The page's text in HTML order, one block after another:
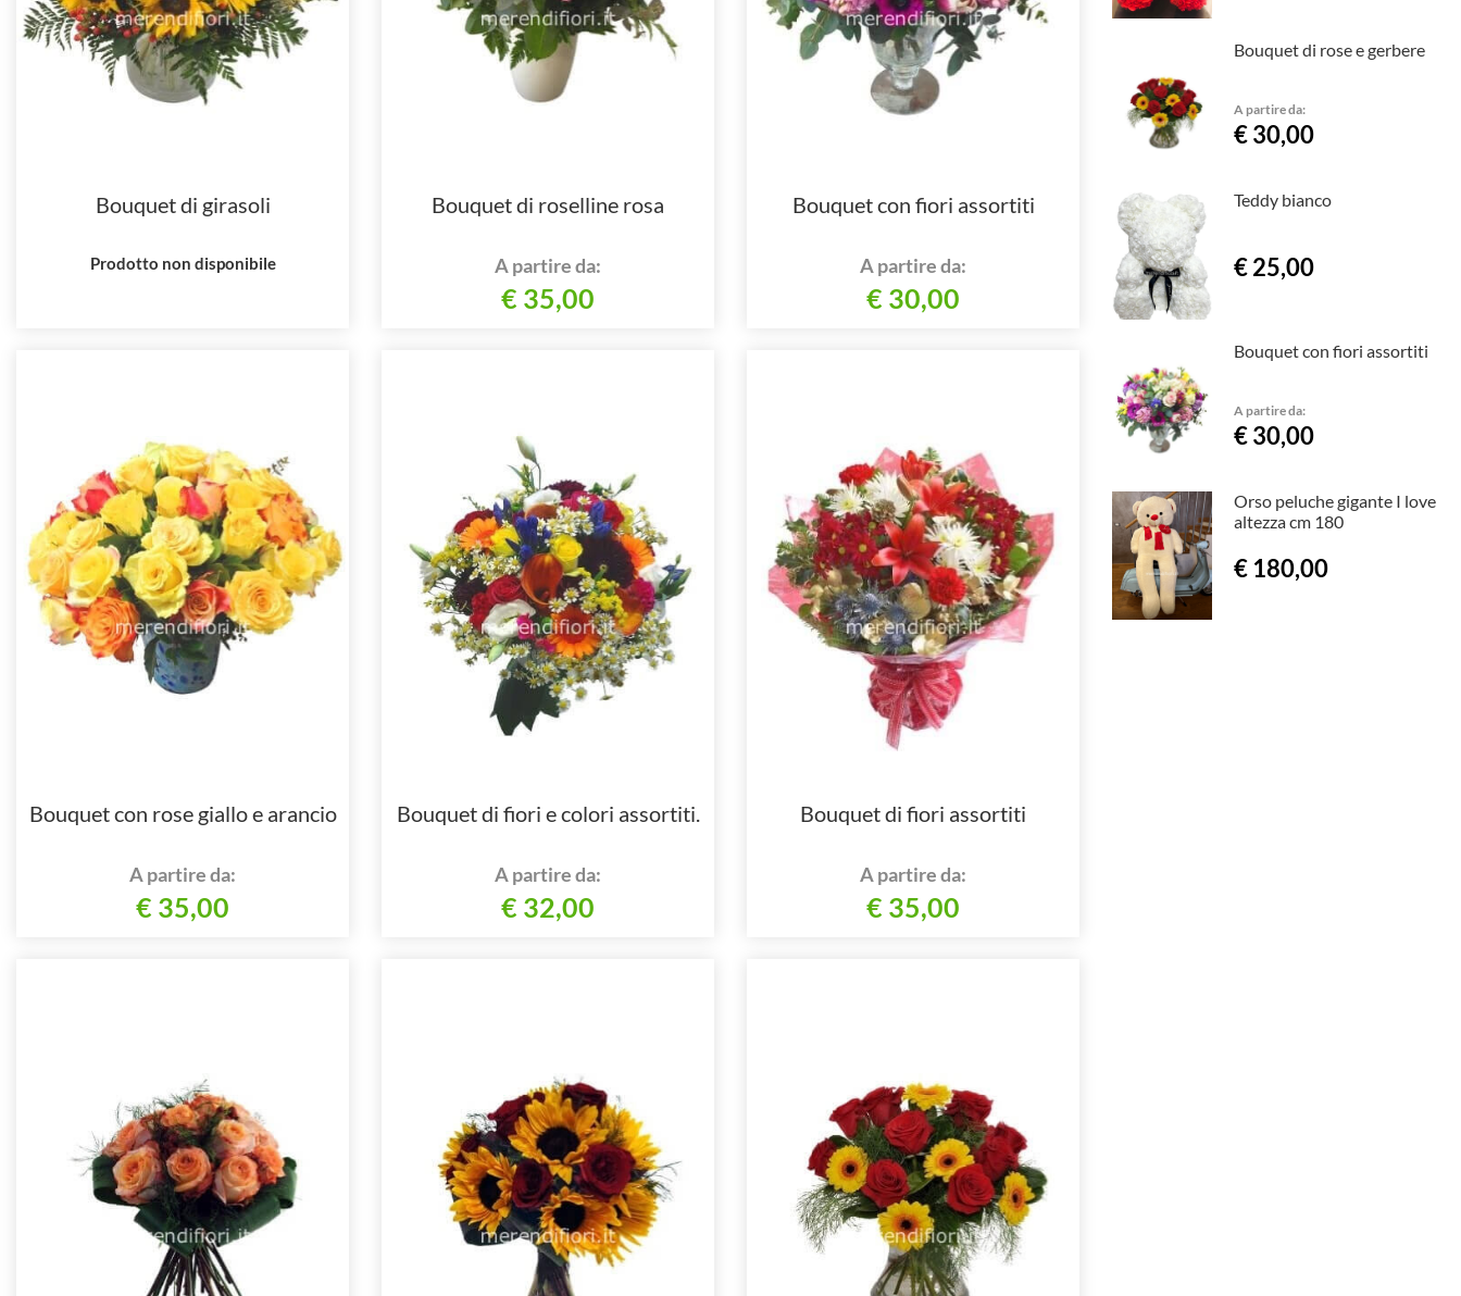
Bouquet di girasoli
Prodotto non disponibile
Bouquet di roselline rosa
A partire da:
€ 35,00
Bouquet con fiori assortiti
A partire da:
€ 30,00
Bouquet con rose giallo e arancio
A partire da:
€ 35,00
Bouquet di fiori e colori assortiti.
A partire da:
€ 32,00
Bouquet di fiori assortiti
A partire da:
€ 35,00
Bouquet di rose e gerbere
A partire da:
€ 30,00
Teddy bianco
€ 25,00
Bouquet con fiori assortiti
A partire da:
€ 30,00
Orso peluche gigante I love
altezza cm 180
€ 180,00